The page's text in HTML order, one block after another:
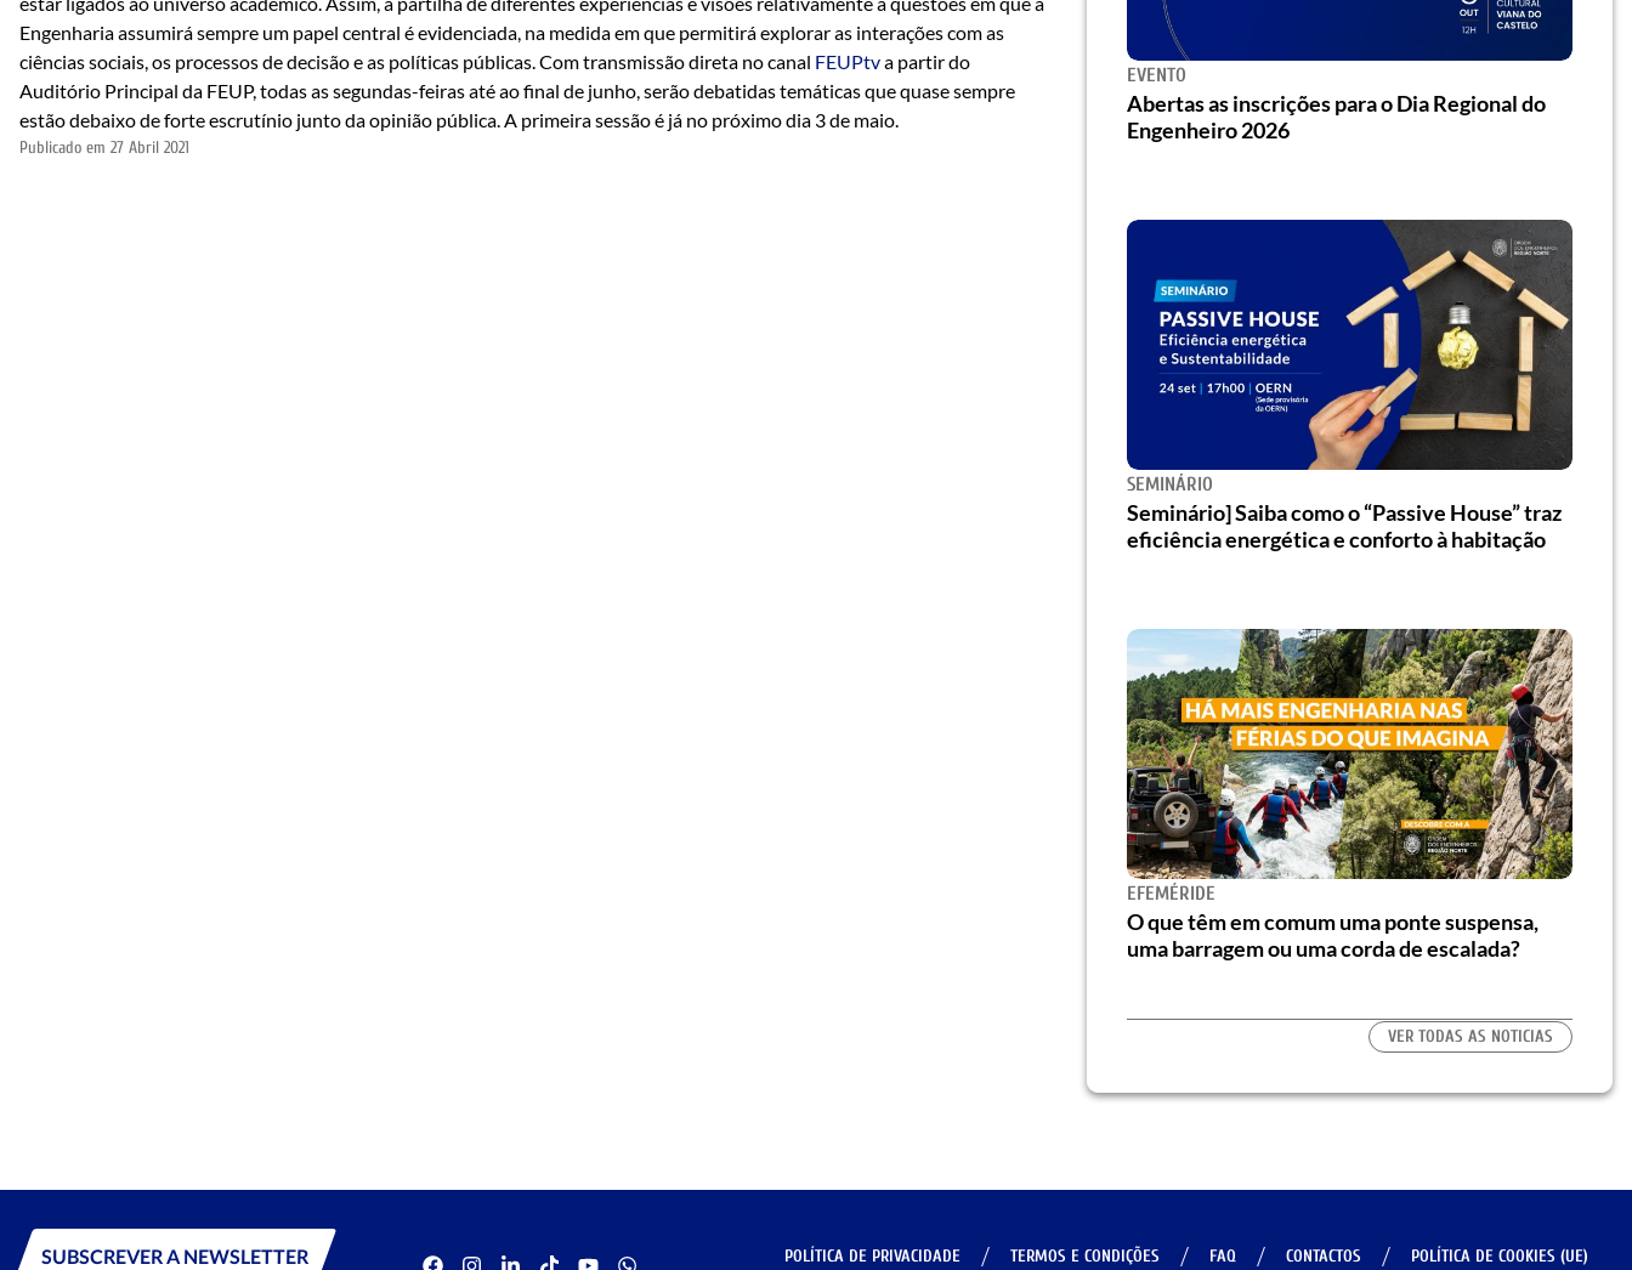
Engenharia assumirá sempre um papel central é evidenciada, na medida em que permitirá explorar as interações com as
ciências sociais, os processos de decisão e as políticas públicas. Com transmissão direta no canal FEUPtva partir do
Auditório Principal da FEUP, todas as segundas-feiras até ao final de junho, serão debatidas temáticas que quase sempre
estão debaixo de forte escrutínio junto da opinião pública. A primeira sessão é já no próximo dia 3 de maio.
Publicado em 27 Abril 2021
EVENTO
Abertas as inscrições para o Dia Regional do
Engenheiro 2026
SEMINÁRIO
Seminário] Saiba como o “Passive House” traz
eficiência energética e conforto à habitação
EFEMÉRIDE
O que têm em comum uma ponte suspensa,
uma barragem ou uma corda de escalada?
VER TODAS AS NOTICIAS
SUBSCREVER A NEWSLETTER POLÍTICA DE PRIVACIDADE TERMOS E CONDIÇÕES FAQ CONTACTOS POLÍTICA DE COOKIES (UE)